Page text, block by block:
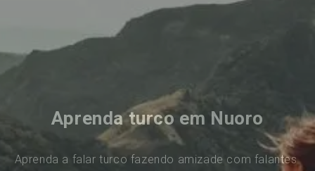
Aprenda turco em Nuoro
Aprenda a falar turco fazendo amizade com falantes